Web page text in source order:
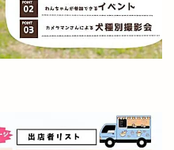
出雲大社前駅
雲小山店
出雲市
史
出雲市中心商店街
町
出雲市大津町